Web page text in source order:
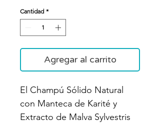
Cantidad *
Agregar al carrito
El Champú Sólido Natural
con Manteca de Karité y
Extracto de Malva Sylvestris